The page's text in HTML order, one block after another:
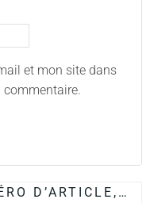
et mon site dans
D’ARTICLE,…